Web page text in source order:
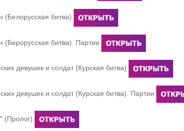
(Белорусская битва)
(Берорусская битва). Партии
девушек и солдат (Курская битва)
девушек и солдат (Курская битва). Партии
(Пролог)